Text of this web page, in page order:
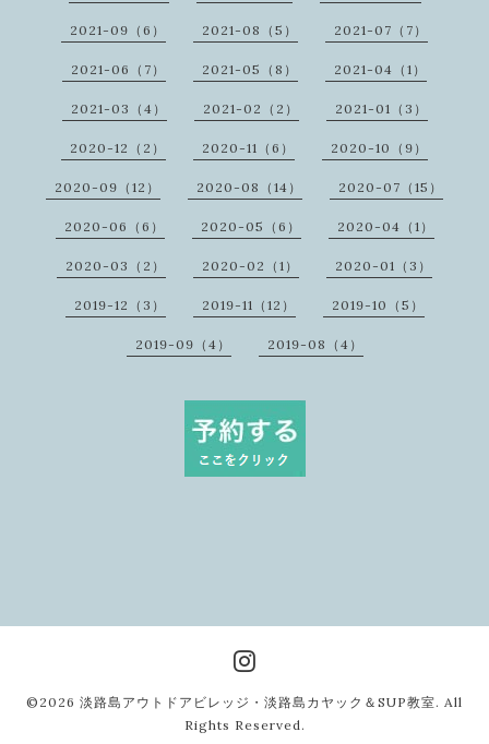
2021-09（6） 2021-08（5） 2021-07（7）
2021-06（7） 2021-05（8） 2021-04（1）
2021-03（4） 2021-02（2） 2021-01（3）
2020-12（2） 2020-11（6） 2020-10（9）
2020-09（12） 2020-08（14） 2020-07（15）
2020-06（6） 2020-05（6） 2020-04（1）
2020-03（2） 2020-02（1） 2020-01（3）
2019-12（3） 2019-11（12） 2019-10（5）
2019-09（4） 2019-08（4）
©2026 淡路島アウトドアビレッジ・淡路島カヤック＆SUP教室. All
Rights Reserved.